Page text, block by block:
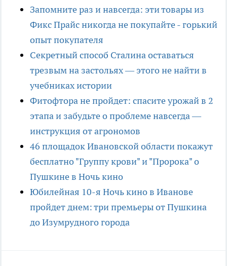
Запомните раз и навсегда: эти товары из
Фикс Прайс никогда не покупайте - горький
опыт покупателя
Секретный способ Сталина оставаться
трезвым на застольях — этого не найти в
учебниках истории
Фитофтора не пройдет: спасите урожай в 2
этапа и забудьте о проблеме навсегда —
инструкция от агрономов
46 площадок Ивановской области покажут
бесплатно "Группу крови" и "Пророка" о
Пушкине в Ночь кино
Юбилейная 10-я Ночь кино в Иванове
пройдет днем: три премьеры от Пушкина
до Изумрудного города